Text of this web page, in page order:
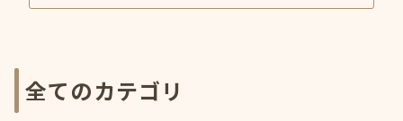
全てのカテゴリ